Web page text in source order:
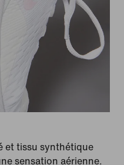
et tissu synthétique
sensation aérienne.